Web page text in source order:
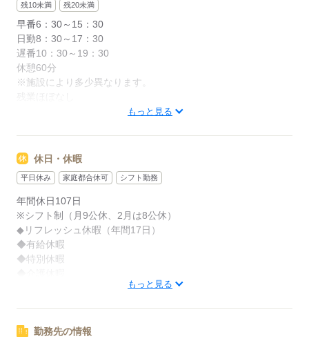
昇給年1回（4月）
特別報酬：平均55.7万円（最高額259万円）
※2025年6月支給実績
※一律処遇改善手当は試用期間中（3ヶ月）は支給なし
応募する
残10未満 残20未満
早番6：30～15：30
日勤8：30～17：30
遅番10：30～19：30
休憩60分
※施設により多少異なります。
応募する
もっと見る
休日・休暇
平日休み 家庭都合休可 シフト勤務
年間休日107日
※シフト制（月9公休、2月は8公休）
◆リフレッシュ休暇（年間17日）
◆有給休暇
◆特別休暇
もっと見る
勤務先の情報